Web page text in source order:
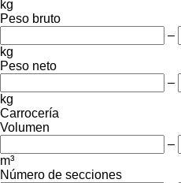
kg
Peso bruto
–
kg
Peso neto
–
kg
Carrocería
Volumen
–
m³
Número de secciones